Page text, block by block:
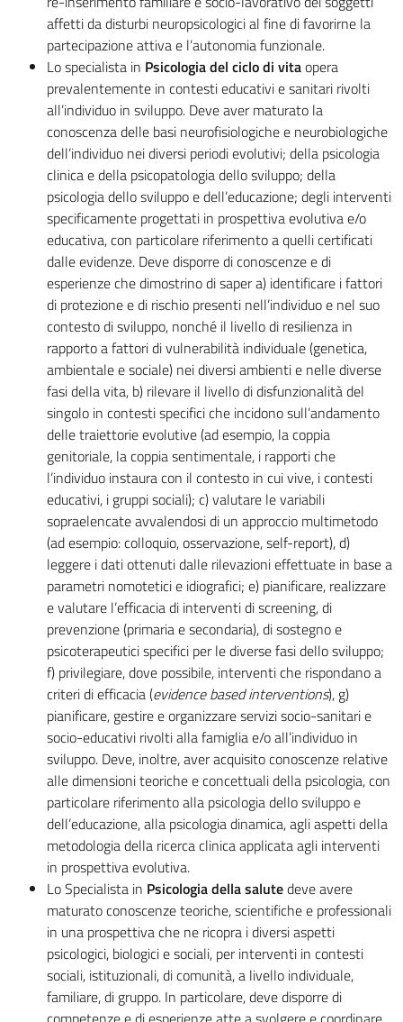
affetti da disturbi neuropsicologici al fine di favorirne la
partecipazione attiva e l’autonomia funzionale.
Lo specialista in Psicologia del ciclo di vitaopera
prevalentemente in contesti educativi e sanitari rivolti
all’individuo in sviluppo. Deve aver maturato la
conoscenza delle basi neurofisiologiche e neurobiologiche
dell’individuo nei diversi periodi evolutivi; della psicologia
clinica e della psicopatologia dello sviluppo; della
psicologia dello sviluppo e dell’educazione; degli interventi
specificamente progettati in prospettiva evolutiva e/o
educativa, con particolare riferimento a quelli certificati
dalle evidenze. Deve disporre di conoscenze e di
esperienze che dimostrino di saper a) identificare i fattori
di protezione e di rischio presenti nell’individuo e nel suo
contesto di sviluppo, nonché il livello di resilienza in
rapporto a fattori di vulnerabilità individuale (genetica,
ambientale e sociale) nei diversi ambienti e nelle diverse
fasi della vita, b) rilevare il livello di disfunzionalità del
singolo in contesti specifici che incidono sull’andamento
delle traiettorie evolutive (ad esempio, la coppia
genitoriale, la coppia sentimentale, i rapporti che
l’individuo instaura con il contesto in cui vive, i contesti
educativi, i gruppi sociali); c) valutare le variabili
sopraelencate avvalendosi di un approccio multimetodo
(ad esempio: colloquio, osservazione, self-report), d)
leggere i dati ottenuti dalle rilevazioni effettuate in base a
parametri nomotetici e idiografici; e) pianificare, realizzare
e valutare l’efficacia di interventi di screening, di
prevenzione (primaria e secondaria), di sostegno e
psicoterapeutici specifici per le diverse fasi dello sviluppo;
f) privilegiare, dove possibile, interventi che rispondano a
criteri di efficacia (evidence based interventions), g)
pianificare, gestire e organizzare servizi socio-sanitari e
socio-educativi rivolti alla famiglia e/o all’individuo in
sviluppo. Deve, inoltre, aver acquisito conoscenze relative
alle dimensioni teoriche e concettuali della psicologia, con
particolare riferimento alla psicologia dello sviluppo e
dell’educazione, alla psicologia dinamica, agli aspetti della
metodologia della ricerca clinica applicata agli interventi
in prospettiva evolutiva.
Lo Specialista in Psicologia della salutedeve avere
maturato conoscenze teoriche, scientifiche e professionali
in una prospettiva che ne ricopra i diversi aspetti
psicologici, biologici e sociali, per interventi in contesti
sociali, istituzionali, di comunità, a livello individuale,
familiare, di gruppo. In particolare, deve disporre di